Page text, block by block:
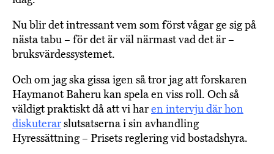
Nu blir det intressant vem som först vågar ge sig på
nästa tabu – för det är väl närmast vad det är –
bruksvärdessystemet.
Och om jag ska gissa igen så tror jag att forskaren
Haymanot Baheru kan spela en viss roll. Och så
väldigt praktiskt då att vi haren intervju där hon
diskuterarslutsatserna i sin avhandling
Hyressättning – Prisets reglering vid bostadshyra.